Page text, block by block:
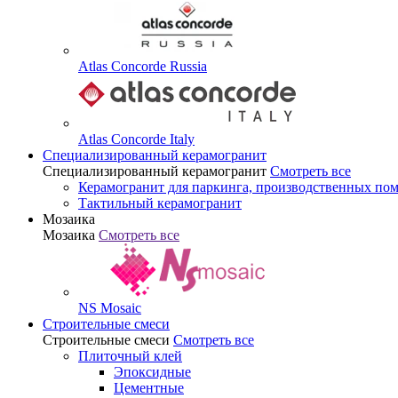
Atlas Concorde Russia
Atlas Concorde Italy
Специализированный керамогранит
Специализированный керамогранит Смотреть все
Керамогранит для паркинга, производственных
Тактильный керамогранит
Мозаика
Мозаика Смотреть все
NS Mosaic
Строительные смеси
Строительные смеси Смотреть все
Плиточный клей
Эпоксидные
Цементные